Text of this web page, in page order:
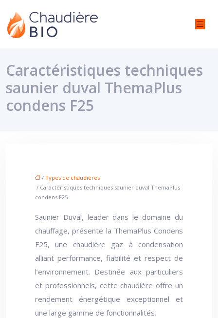
Caractéristiques techniques
saunier duval ThemaPlus
condens F25
/ Types de chaudières
/ Caractéristiques techniques saunier duval ThemaPlus
condens F25
Saunier Duval, leader dans le domaine du
chauffage, présente la ThemaPlus Condens
F25, une chaudière gaz à condensation
alliant performance, fiabilité et respect de
l’environnement. Destinée aux particuliers
et professionnels, cette chaudière offre un
rendement énergétique exceptionnel et
une large gamme de fonctionnalités.